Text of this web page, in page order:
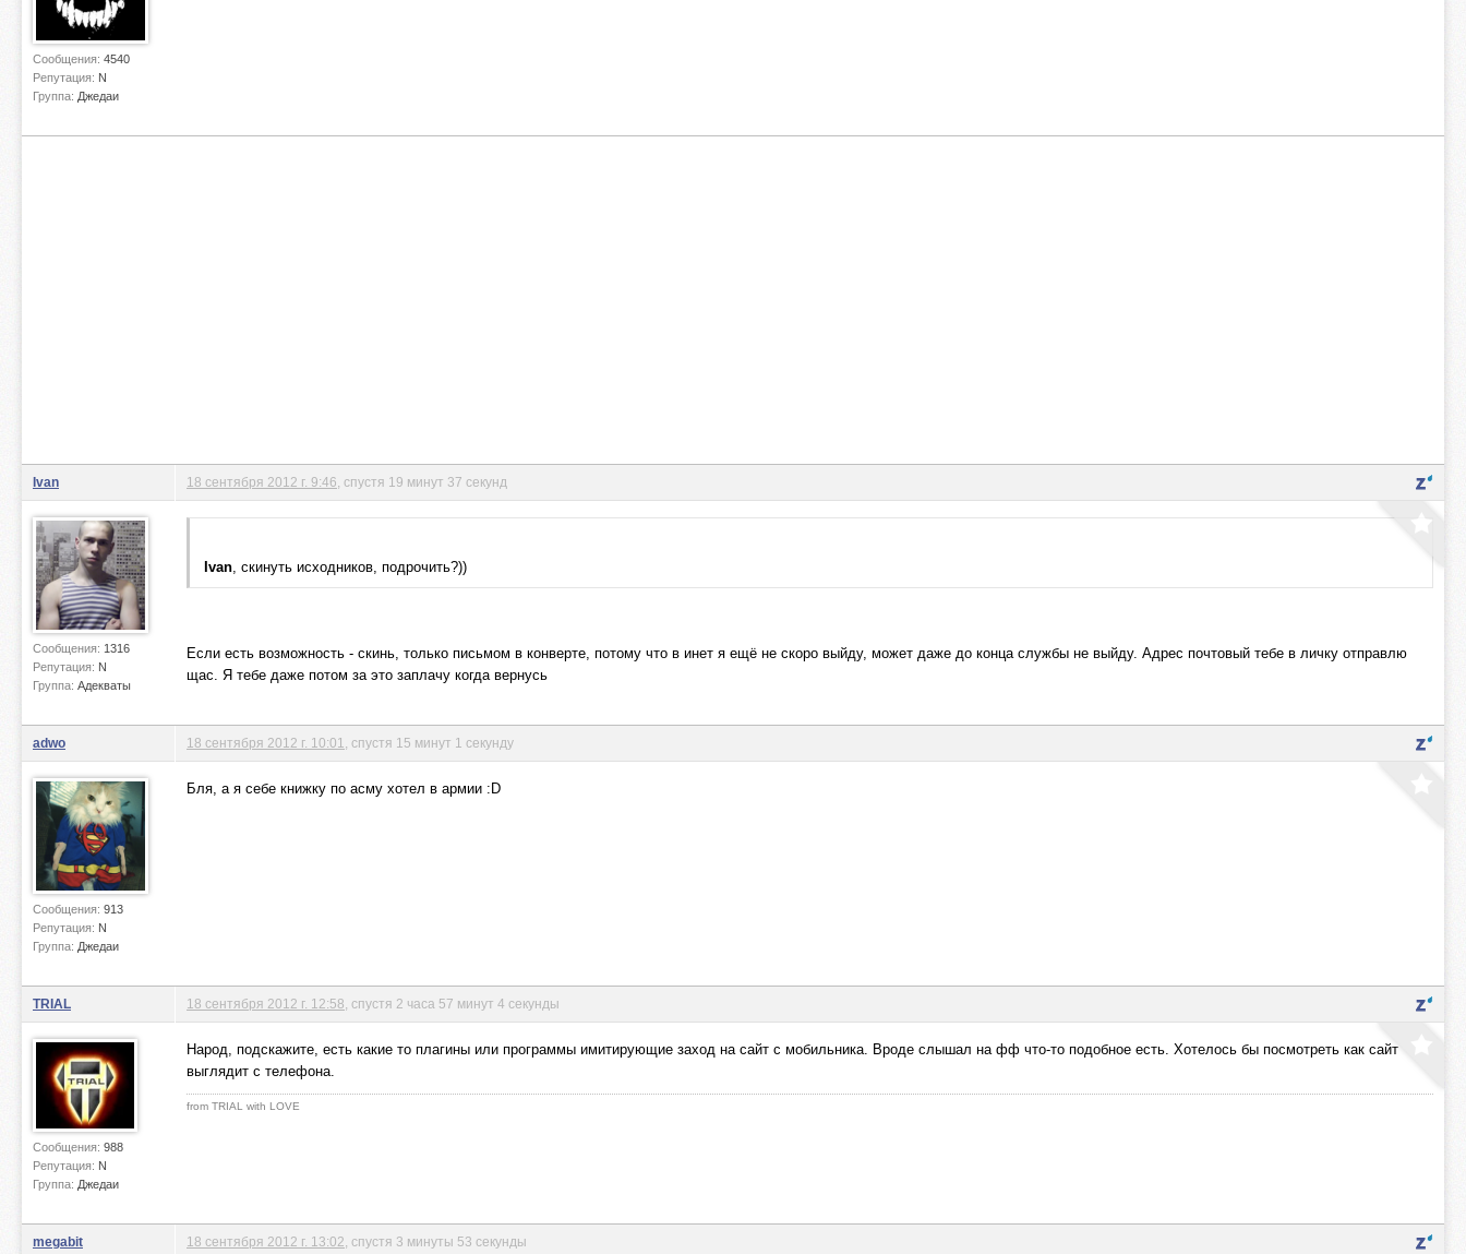
Сообщения: 4540
Репутация: N
Группа: Джедаи
Ivan
Сообщения: 1316
Репутация: N
Группа: Адекваты
18 сентября 2012 г. 9:46 , спустя 19 минут 37 секунд
Ivan, скинуть исходников, подрочить?))
Если есть возможность - скинь, только письмом в конверте, потому что в инет я ещё не скоро выйду, может даже до конца службы не выйду. Адрес почтовый тебе в личку отправлю
щас. Я тебе даже потом за это заплачу когда вернусь
adwo
Сообщения: 913
Репутация: N
Группа: Джедаи
18 сентября 2012 г. 10:01 , спустя 15 минут 1 секунду
Бля, а я себе книжку по асму хотел в армии :D
TRIAL
Сообщения: 988
Репутация: N
Группа: Джедаи
18 сентября 2012 г. 12:58 , спустя 2 часа 57 минут 4 секунды
Народ, подскажите, есть какие то плагины или программы имитирующие заход на сайт с мобильника. Вроде слышал на фф что-то подобное есть. Хотелось бы посмотреть как сайт
выглядит с телефона.
from TRIAL with LOVE
megabit 18 сентября 2012 г. 13:02 , спустя 3 минуты 53 секунды